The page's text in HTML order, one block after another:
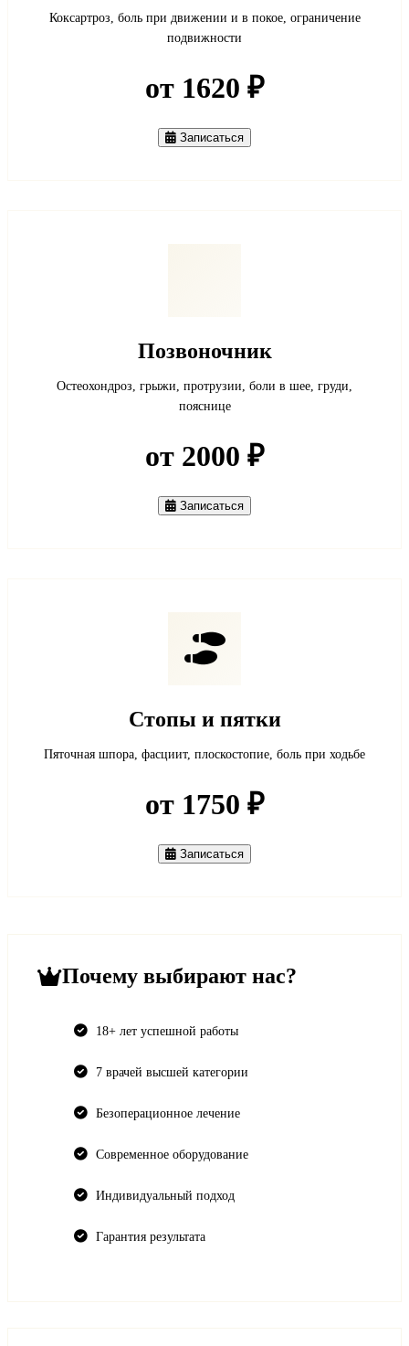
Коксартроз, боль при движении и в покое, ограничение
подвижности
от 1620 ₽
Записаться
Позвоночник
Остеохондроз, грыжи, протрузии, боли в шее, груди,
пояснице
от 2000 ₽
Записаться
Стопы и пятки
Пяточная шпора, фасциит, плоскостопие, боль при ходьбе
от 1750 ₽
Записаться
Почему выбирают нас?
18+ лет успешной работы
7 врачей высшей категории
Безоперационное лечение
Современное оборудование
Индивидуальный подход
Гарантия результата